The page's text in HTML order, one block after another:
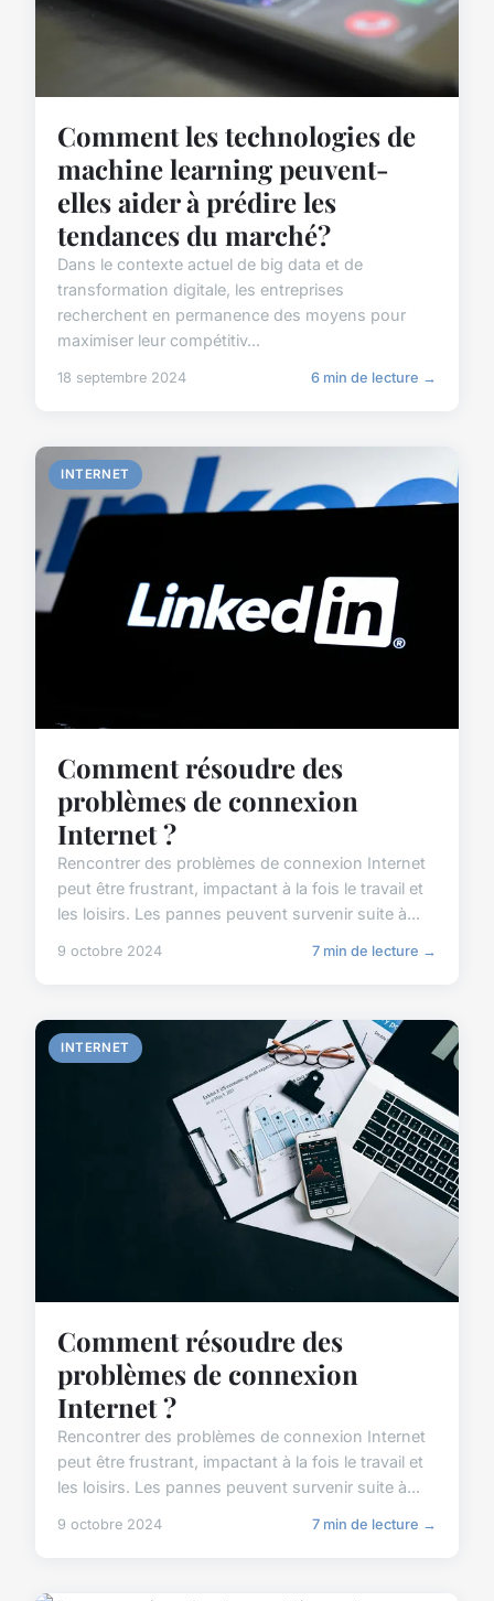
Comment les technologies de
machine learning peuvent-
elles aider à prédire les
tendances du marché?
Dans le contexte actuel de big data et de
transformation digitale, les entreprises
recherchent en permanence des moyens pour
maximiser leur compétitiv...
18 septembre 2024 6 min de lecture →
INTERNET
Comment résoudre des
problèmes de connexion
Internet ?
Rencontrer des problèmes de connexion Internet
peut être frustrant, impactant à la fois le travail et
les loisirs. Les pannes peuvent survenir suite à...
9 octobre 2024 7 min de lecture →
INTERNET
Comment résoudre des
problèmes de connexion
Internet ?
Rencontrer des problèmes de connexion Internet
peut être frustrant, impactant à la fois le travail et
les loisirs. Les pannes peuvent survenir suite à...
9 octobre 2024 7 min de lecture →